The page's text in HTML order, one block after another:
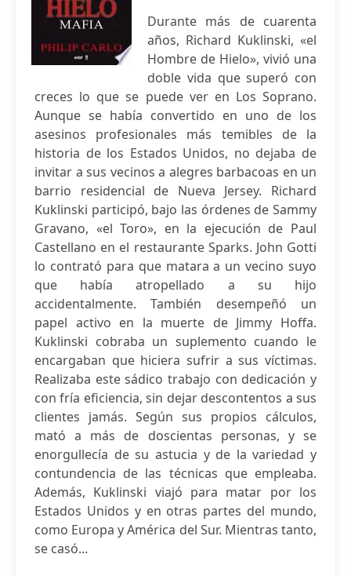
Durante más de cuarenta
años, Richard Kuklinski, «el
Hombre de Hielo», vivió una
doble vida que superó con
creces lo que se puede ver en Los Soprano.
Aunque se había convertido en uno de los
asesinos profesionales más temibles de la
historia de los Estados Unidos, no dejaba de
invitar a sus vecinos a alegres barbacoas en un
barrio residencial de Nueva Jersey. Richard
Kuklinski participó, bajo las órdenes de Sammy
Gravano, «el Toro», en la ejecución de Paul
Castellano en el restaurante Sparks. John Gotti
lo contrató para que matara a un vecino suyo
que había atropellado a su hijo
accidentalmente. También desempeñó un
papel activo en la muerte de Jimmy Hoffa.
Kuklinski cobraba un suplemento cuando le
encargaban que hiciera sufrir a sus víctimas.
Realizaba este sádico trabajo con dedicación y
con fría eficiencia, sin dejar descontentos a sus
clientes jamás. Según sus propios cálculos,
mató a más de doscientas personas, y se
enorgullecía de su astucia y de la variedad y
contundencia de las técnicas que empleaba.
Además, Kuklinski viajó para matar por los
Estados Unidos y en otras partes del mundo,
como Europa y América del Sur. Mientras tanto,
se casó...